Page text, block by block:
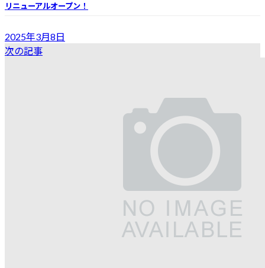
リニューアルオープン！
2025年3月8日
次の記事